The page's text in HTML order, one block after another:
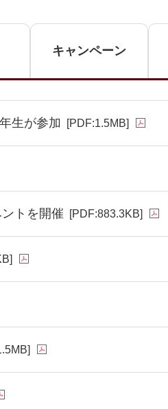
キャンペーン
生が参加 [PDF:1.5MB]
トを開催 [PDF:883.3KB]